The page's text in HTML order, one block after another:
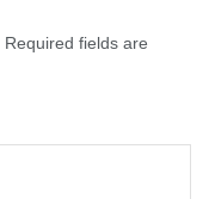
Required fields are